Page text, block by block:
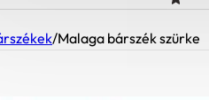
/Malaga bárszék szürke